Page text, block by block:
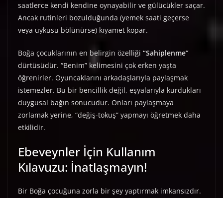
saatlerce kendi kendine oynayabilir ve gülücükler saçar.
Ancak rutinleri bozulduğunda (yemek saati geçerse
veya uykusu bölünürse) kıyamet kopar.
Boğa çocuklarının en belirgin özelliği “Sahiplenme”
dürtüsüdür. “Benim” kelimesini çok erken yaşta
öğrenirler. Oyuncaklarını arkadaşlarıyla paylaşmak
istemezler. Bu bir bencillik değil, eşyalarıyla kurdukları
duygusal bağın sonucudur. Onları paylaşmaya
zorlamak yerine, “değiş-tokuş” yapmayı öğretmek daha
etkilidir.
Ebeveynler İçin Kullanım
Kılavuzu: İnatlaşmayın!
Bir Boğa çocuğuna zorla bir şey yaptırmak imkansızdır.